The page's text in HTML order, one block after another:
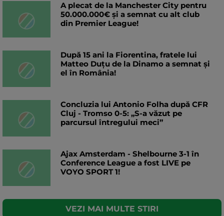
A plecat de la Manchester City pentru
50.000.000€ și a semnat cu alt club
din Premier League!
După 15 ani la Fiorentina, fratele lui
Matteo Duțu de la Dinamo a semnat și
el în România!
Concluzia lui Antonio Folha după CFR
Cluj - Tromso 0-5: „S-a văzut pe
parcursul întregului meci”
Ajax Amsterdam - Shelbourne 3-1 în
Conference League a fost LIVE pe
VOYO SPORT 1!
VEZI MAI MULTE STIRI